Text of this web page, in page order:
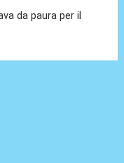
da paura per il